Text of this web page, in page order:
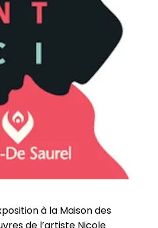
à la Maison des